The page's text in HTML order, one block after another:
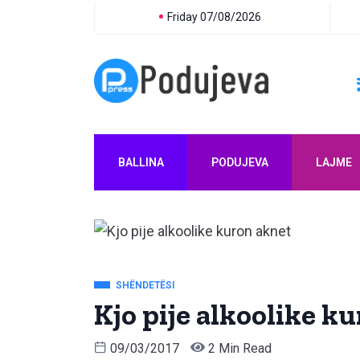
Friday 07/08/2026
BALLINA PODUJEVA LAJME
SHËNDETËSI
Kjo pije alkoolike
09/03/2017 2 Min Read